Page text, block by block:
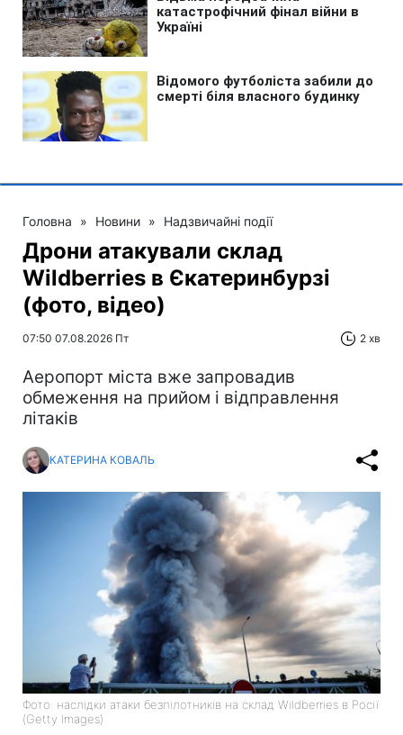
Головна » Новини » Надзвичайні події
Дрони атакували склад
Wildberries в Єкатеринбурзі
(фото, відео)
07:50 07.08.2026 Пт 2 хв
Аеропорт міста вже запровадив
обмеження на прийом і відправлення
літаків
КАТЕРИНА КОВАЛЬ
Фото: наслідки атаки безпілотників на склад Wildberries в Росії
(Getty Images)